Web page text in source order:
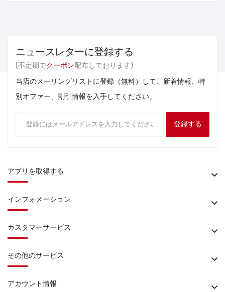
ニュースレターに登録する
(不定期でクーポン配布しております)
当店のメーリングリストに登録（無料）して、新着情報、特
別オファー、割引情報を入手してください。
登録する
アプリを取得する
インフォメーション
カスタマーサービス
その他のサービス
アカウント情報